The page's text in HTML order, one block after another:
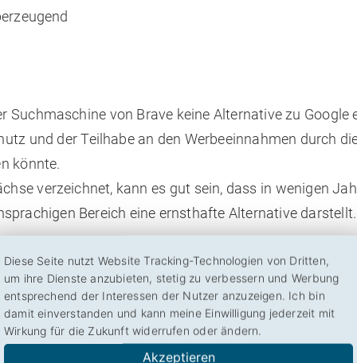
Suchmaschine von Brave keine Alternative zu Google
und der Teilhabe an den Werbeeinnahmen durch
könnte.
verzeichnet, kann es gut sein, dass in wenigen
Bereich eine ernsthafte Alternative
Diese Seite nutzt Website Tracking-Technologien von Dritten,
um ihre Dienste anzubieten, stetig zu verbessern und Werbung
entsprechend der Interessen der Nutzer anzuzeigen. Ich bin
damit einverstanden und kann meine Einwilligung jederzeit mit
Wirkung für die Zukunft widerrufen oder ändern.
Akzeptieren